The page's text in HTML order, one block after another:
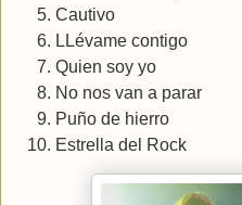
Cautivo
LLévame contigo
Quien soy yo
No nos van a parar
Puño de hierro
Estrella del Rock